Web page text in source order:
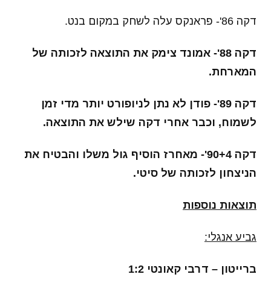
דקה 86'- פראנקס עלה לשחק במקום בנט.
דקה 88'- אמונד צימק את התוצאה לזכותה של
המארחת.
דקה 89'- פודן לא נתן לניופורט יותר מדי זמן
לשמוח, וכבר אחרי דקה שילש את התוצאה.
דקה 90+4'- מאחרז הוסיף גול משלו והבטיח את
הניצחון לזכותה של סיטי.
תוצאות נוספות
גביע אנגלי:
ברייטון – דרבי קאונטי 1:2